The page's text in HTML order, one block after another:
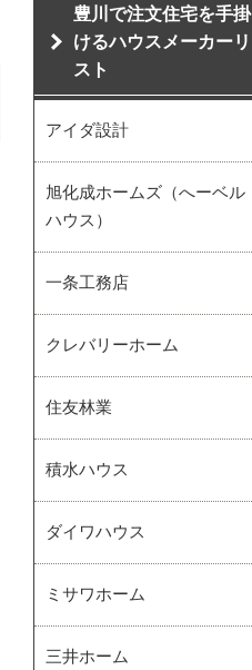
豊川で注文住宅を手掛
けるハウスメーカーリ
スト
アイダ設計
旭化成ホームズ（へーベル
ハウス）
一条工務店
クレバリーホーム
住友林業
積水ハウス
ダイワハウス
ミサワホーム
三井ホーム